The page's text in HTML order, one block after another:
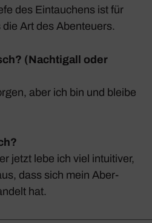
des Eintau­chens ist für
Art des Aben­teuers.
(Nachtigall oder
aber ich bin und bleibe
jetzt lebe ich viel intui­tiver,
dass sich mein Aber­
hat.